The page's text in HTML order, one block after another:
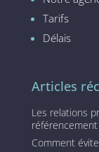
Tarifs
Délais
Articles
Les relations
référencement
Comment